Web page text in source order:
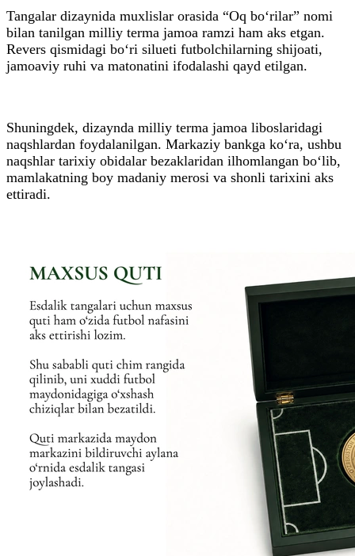
Tangalar dizaynida muxlislar orasida “Oq bo‘rilar” nomi
bilan tanilgan milliy terma jamoa ramzi ham aks etgan.
Revers qismidagi bo‘ri silueti futbolchilarning shijoati,
jamoaviy ruhi va matonatini ifodalashi qayd etilgan.
Shuningdek, dizaynda milliy terma jamoa liboslaridagi
naqshlardan foydalanilgan. Markaziy bankga ko‘ra, ushbu
naqshlar tarixiy obidalar bezaklaridan ilhomlangan bo‘lib,
mamlakatning boy madaniy merosi va shonli tarixini aks
ettiradi.